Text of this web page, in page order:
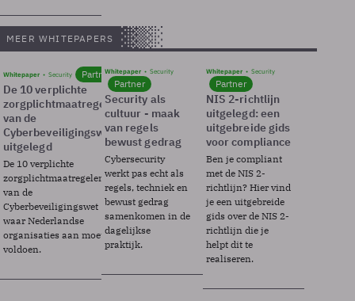
MEER WHITEPAPERS
Whitepaper Security Partner
De 10 verplichte
zorgplichtmaatregelen
van de
Cyberbeveiligingswet
uitgelegd
De 10 verplichte
zorgplichtmaatregelen
van de
Cyberbeveiligingswet
waar Nederlandse
organisaties aan moeten
voldoen.
Whitepaper Security
Partner
Security als
cultuur - maak
van regels
bewust gedrag
Cybersecurity
werkt pas echt als
regels, techniek en
bewust gedrag
samenkomen in de
dagelijkse
praktijk.
Whitepaper Security
Partner
NIS 2-richtlijn
uitgelegd: een
uitgebreide gids
voor compliance
Ben je compliant
met de NIS 2-
richtlijn? Hier vind
je een uitgebreide
gids over de NIS 2-
richtlijn die je
helpt dit te
realiseren.